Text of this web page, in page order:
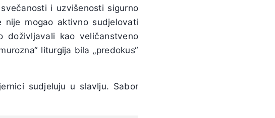
i uzvišenosti sigurno
mogao aktivno sudjelovati
doživljavali kao veličanstveno
liturgija bila „predokus“
sudjeluju u slavlju. Sabor